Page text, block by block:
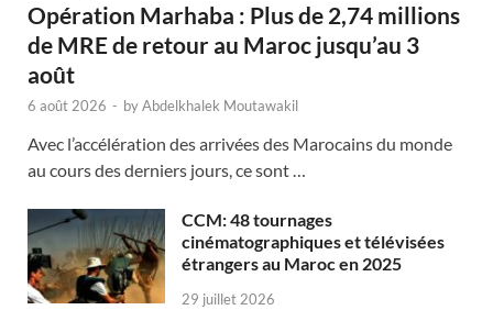
Opération Marhaba : Plus de 2,74 millions
de MRE de retour au Maroc jusqu’au 3
août
6 août 2026 - byAbdelkhalek Moutawakil
Avec l’accélération des arrivées des Marocains du monde
au cours des derniers jours, ce sont …
CCM: 48 tournages
cinématographiques et télévisées
étrangers au Maroc en 2025
29 juillet 2026